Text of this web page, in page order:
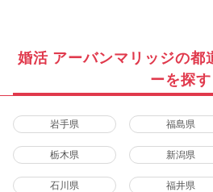
婚活 アーバンマリッジの都
ーを探す
岩手県 福島県
栃木県 新潟県
石川県 福井県